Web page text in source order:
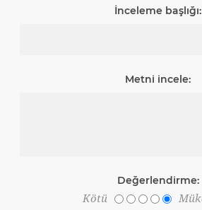
İnceleme başlığı:
Metni incele:
Değerlendirme:
Kötü